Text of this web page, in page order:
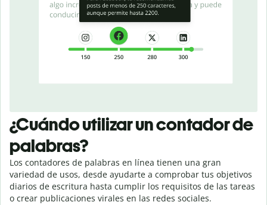
¿Cuándo utilizar un contador de
palabras?
Los contadores de palabras en línea tienen una gran
variedad de usos, desde ayudarte a comprobar tus objetivos
diarios de escritura hasta cumplir los requisitos de las tareas
o crear publicaciones virales en las redes sociales.